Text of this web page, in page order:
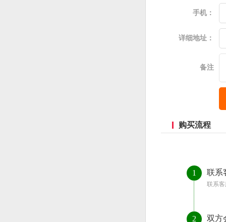
手机：
详细地址：
备注
购买流程
1 联系
联系
2 双方